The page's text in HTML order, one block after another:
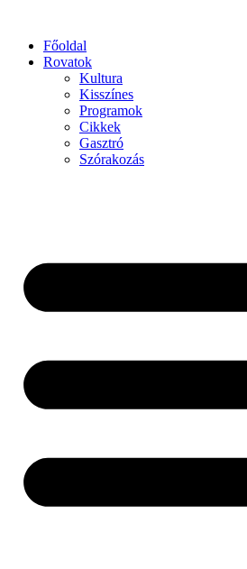
Főoldal
Rovatok
Kultura
Kisszínes
Programok
Cikkek
Gasztró
Szórakozás